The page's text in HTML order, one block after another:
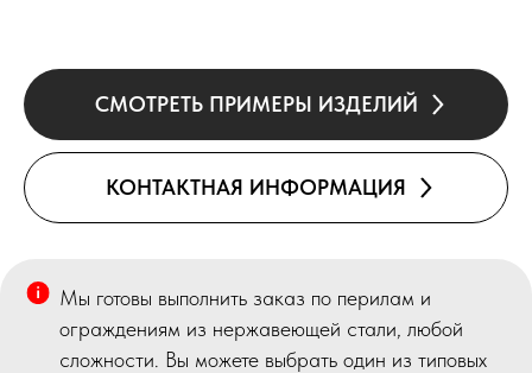
СМОТРЕТЬ ПРИМЕРЫ ИЗДЕЛИЙ
КОНТАКТНАЯ ИНФОРМАЦИЯ
Мы готовы выполнить заказ по перилам и
ограждениям из нержавеющей стали, любой
сложности. Вы можете выбрать один из типовых